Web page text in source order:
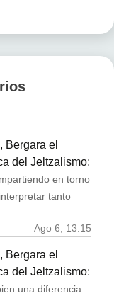
Bergara el
del Jeltzalismo:
en torno
tanto
Ago 6, 13:15
Bergara el
del Jeltzalismo:
una diferencia